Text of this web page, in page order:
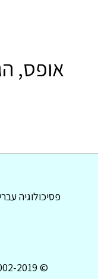
אופס,
פסיכולוגיה
© 2002-2019 כל הזכויות שמורות לפסיכולוגיה עברית